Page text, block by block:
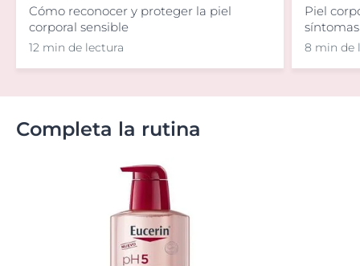
Cómo reconocer y proteger la piel
corporal sensible
12 min de lectura
Piel
8 min de
Completa la rutina